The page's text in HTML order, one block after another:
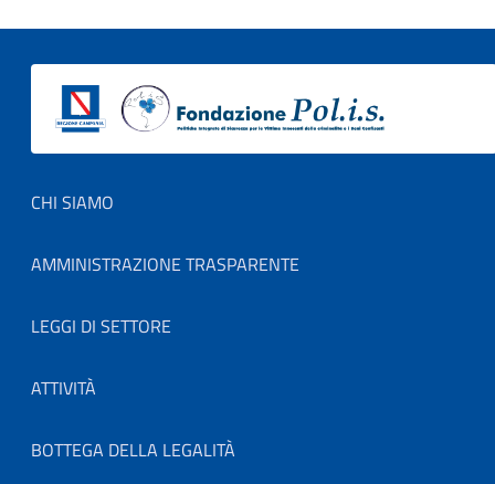
Footer menu
CHI SIAMO
AMMINISTRAZIONE TRASPARENTE
LEGGI DI SETTORE
ATTIVITÀ
BOTTEGA DELLA LEGALITÀ